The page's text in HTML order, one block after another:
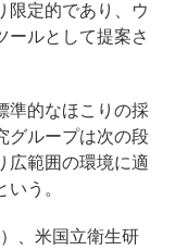
限定的であり、ウ
ールとして提案さ
準的なほこりの採
グループは次の段
広範囲の環境に適
う。
、米国立衛生研